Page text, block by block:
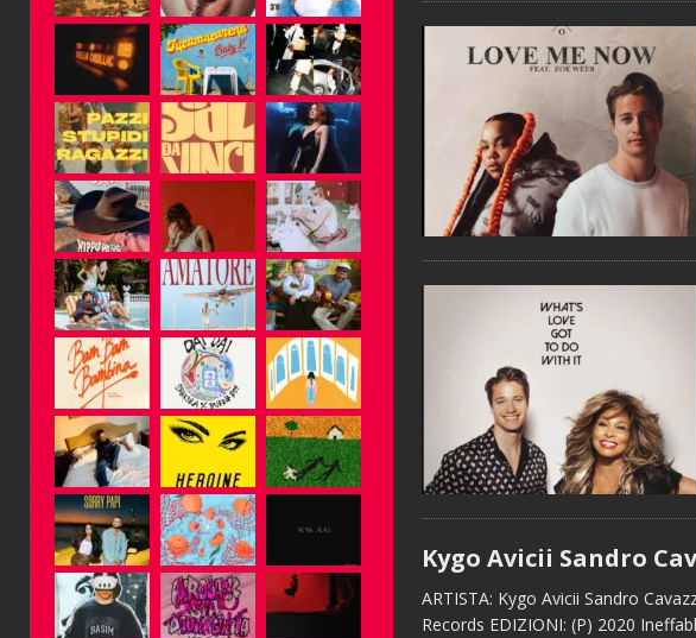
Kygo Avicii Sandro
ARTISTA: Kygo Avicii Sandro
Records EDIZIONI: (P) 2020